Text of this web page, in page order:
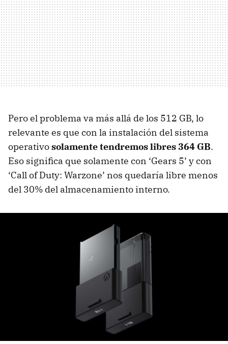
Pero el problema va más allá de los 512 GB, lo
relevante es que con la instalación del sistema
operativosolamente tendremos libres 364 GB.
Eso significa que solamente con ‘Gears 5’ y con
‘Call of Duty: Warzone’ nos quedaría libre menos
del 30% del almacenamiento interno.